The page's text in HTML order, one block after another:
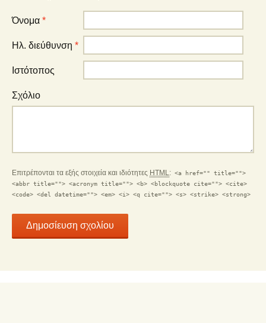
Όνομα *
Ηλ. διεύθυνση *
Ιστότοπος
Σχόλιο
Επιτρέπονται τα εξής στοιχεία και ιδιότητες HTML: <a href="" title="">
<abbr title=""> <acronym title=""> <b> <blockquote cite=""> <cite>
<code> <del datetime=""> <em> <i> <q cite=""> <s> <strike> <strong>